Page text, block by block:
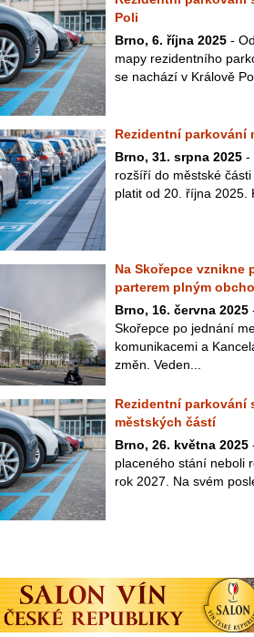
Poli
Brno, 6. října 2025 -
mapy rezidentního
se nachází v Králově
Rezidentní parkování
Brno, 31. srpna 2025 -
rozšíří do městské
platit od 20. října 2025.
Na Skořepce vznikne
parterem plným
Brno, 16. června 2025
Skořepce po jednání
komunikacemi a
změn. Veden...
Rezidentní parkování
městských částí
Brno, 26. května 2025
placeného stání neboli
rok 2027. Na svém